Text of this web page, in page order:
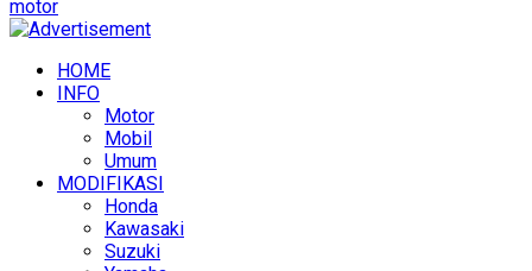
HOME
INFO
Motor
Mobil
Umum
MODIFIKASI
Honda
Kawasaki
Suzuki